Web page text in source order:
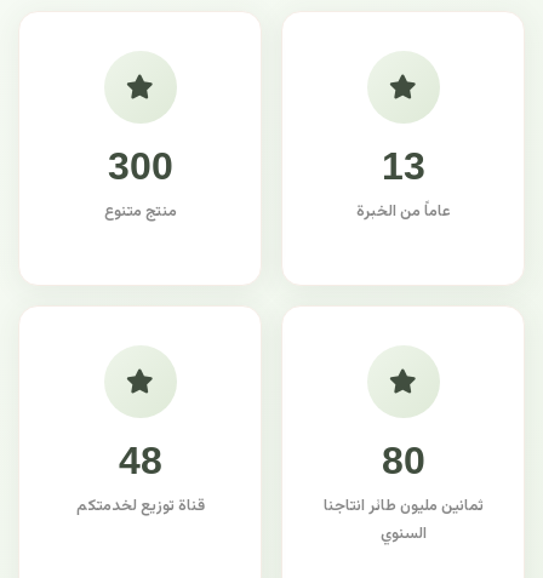
13
عاماً من الخبرة
300
منتج متنوع
80
ثمانين مليون طائر انتاجنا
السنوي
48
قناة توزيع لخدمتكم